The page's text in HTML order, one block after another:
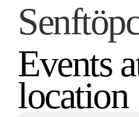
Events
location